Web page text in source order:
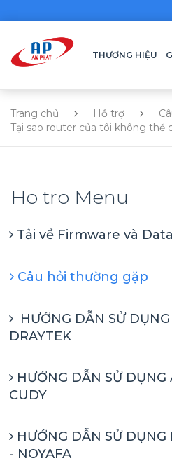
THƯƠNG HIỆU
Trang chủ Hỗ trợ
Tại sao router của tôi không thể
Ho tro Menu
Tải về Firmware và
Câu hỏi thường gặp
HƯỚNG DẪN SỬ DỤNG
DRAYTEK
HƯỚNG DẪN SỬ DỤNG
CUDY
HƯỚNG DẪN SỬ DỤNG
- NOYAFA